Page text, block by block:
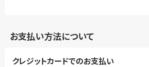
お支払い方法について
クレジットカードでのお支払い